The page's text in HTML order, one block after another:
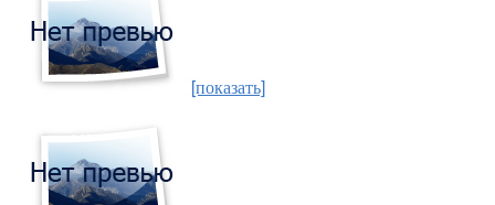
[показать]